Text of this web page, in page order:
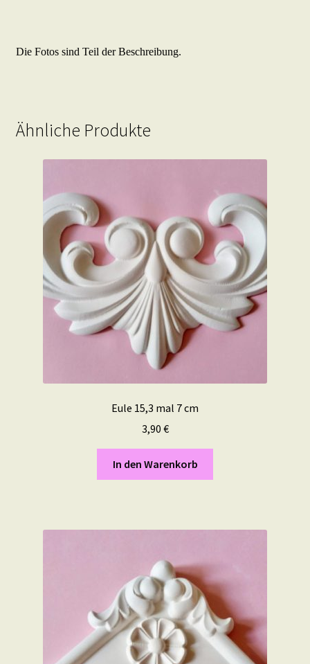
Die Fotos sind Teil der Beschreibung.
Ähnliche Produkte
Eule 15,3 mal 7 cm
3,90 €
In den Warenkorb